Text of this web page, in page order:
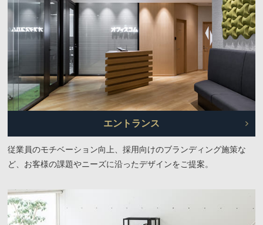
エントランス
従業員のモチベーション向上、採用向けのブランディング施策な
ど、お客様の課題やニーズに沿ったデザインをご提案。